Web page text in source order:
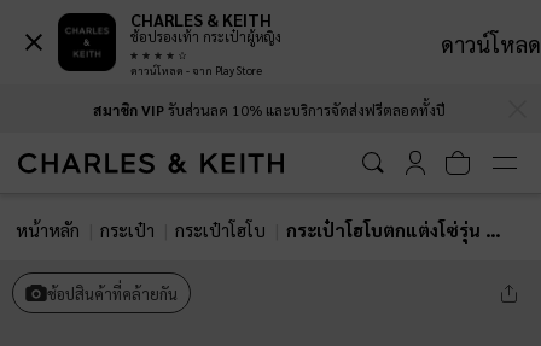
สมาชิก VIPรับส่วนลด 10% และบริการจัดส่งฟรีตลอดทั้งปี
หน้าหลัก กระเป๋า กระเป๋าโฮโบ กระเป๋าโฮโบตกแต่งโซ่รุ่น Atwood
ช้อปสินค้าที่คล้ายกัน
CHARLES & KEITH
ช้อปรองเท้า กระเป๋าผู้หญิง
ดาวน์โหลด - จาก Play Store
ดาวน์โหลด